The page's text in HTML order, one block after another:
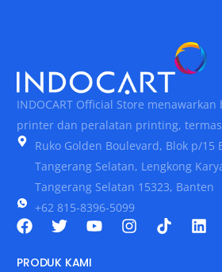
INDOCART Official Store
printer dan peralatan printing,
Ruko Golden Boulevard, Blok p/15
Tangerang Selatan, Lengkong
Tangerang Selatan 15323, Banten
+62 815-8396-5099
PRODUK KAMI